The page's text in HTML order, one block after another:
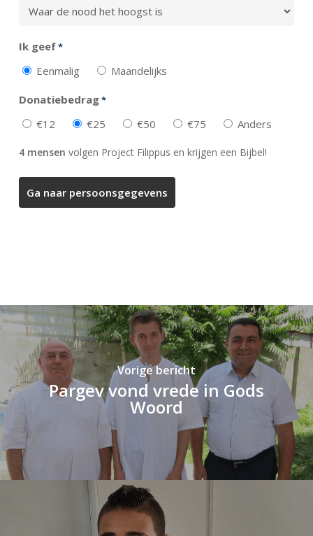
Ik geef*
Eenmalig Maandelijks
Donatiebedrag*
€12 €25 €50 €75 Anders
4 mensen volgen Project Filippus en krijgen een Bijbel!
Vorige bericht
Pargev vond vrede in Gods
Woord